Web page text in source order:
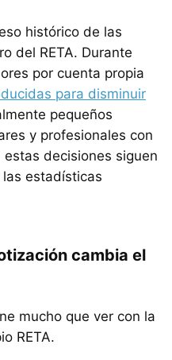
histórico de las
del RETA. Durante
por cuenta propia
para disminuir
pequeños
y profesionales con
decisiones siguen
estadísticas
cambia el
mucho que ver con la
RETA.